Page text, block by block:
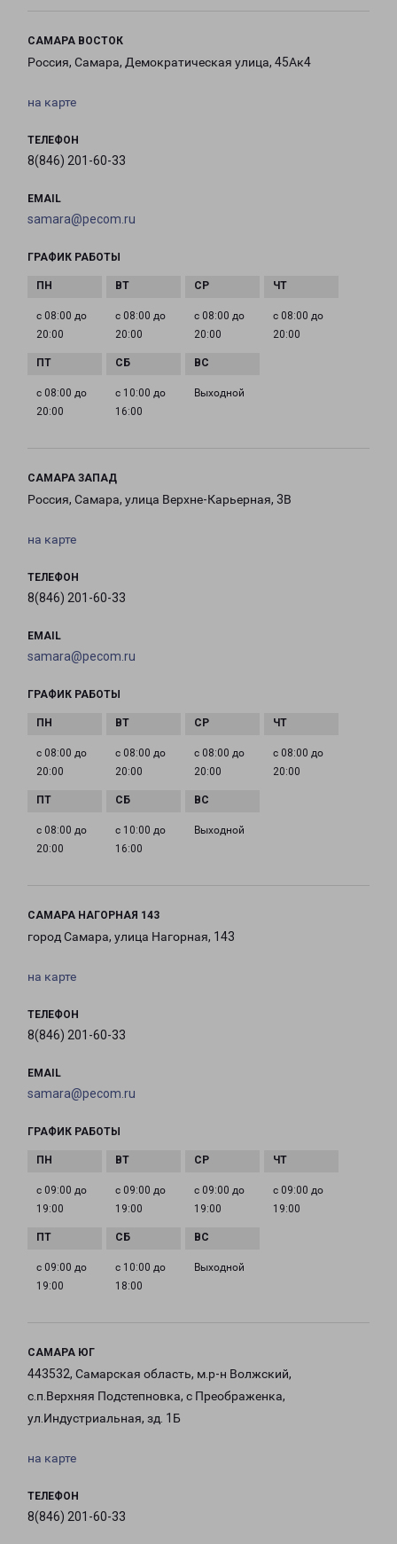
САМАРА ВОСТОК
Россия, Самара, Демократическая улица, 45Ак4
на карте
ТЕЛЕФОН
8(846) 201-60-33
EMAIL
samara@pecom.ru
ГРАФИК РАБОТЫ
с 08:00 до
20:00
с 08:00 до
20:00
с 08:00 до
20:00
с 08:00 до
20:00
с 08:00 до
20:00
с 10:00 до
16:00
Выходной
САМАРА ЗАПАД
Россия, Самара, улица Верхне-Карьерная, 3В
на карте
ТЕЛЕФОН
8(846) 201-60-33
EMAIL
samara@pecom.ru
ГРАФИК РАБОТЫ
с 08:00 до
20:00
с 08:00 до
20:00
с 08:00 до
20:00
с 08:00 до
20:00
с 08:00 до
20:00
с 10:00 до
16:00
Выходной
САМАРА НАГОРНАЯ 143
город Самара, улица Нагорная, 143
на карте
ТЕЛЕФОН
8(846) 201-60-33
EMAIL
samara@pecom.ru
ГРАФИК РАБОТЫ
с 09:00 до
19:00
с 09:00 до
19:00
с 09:00 до
19:00
с 09:00 до
19:00
с 09:00 до
19:00
с 10:00 до
18:00
Выходной
САМАРА ЮГ
443532, Самарская область, м.р-н Волжский,
с.п.Верхняя Подстепновка, с Преображенка,
ул.Индустриальная, зд. 1Б
на карте
ТЕЛЕФОН
8(846) 201-60-33